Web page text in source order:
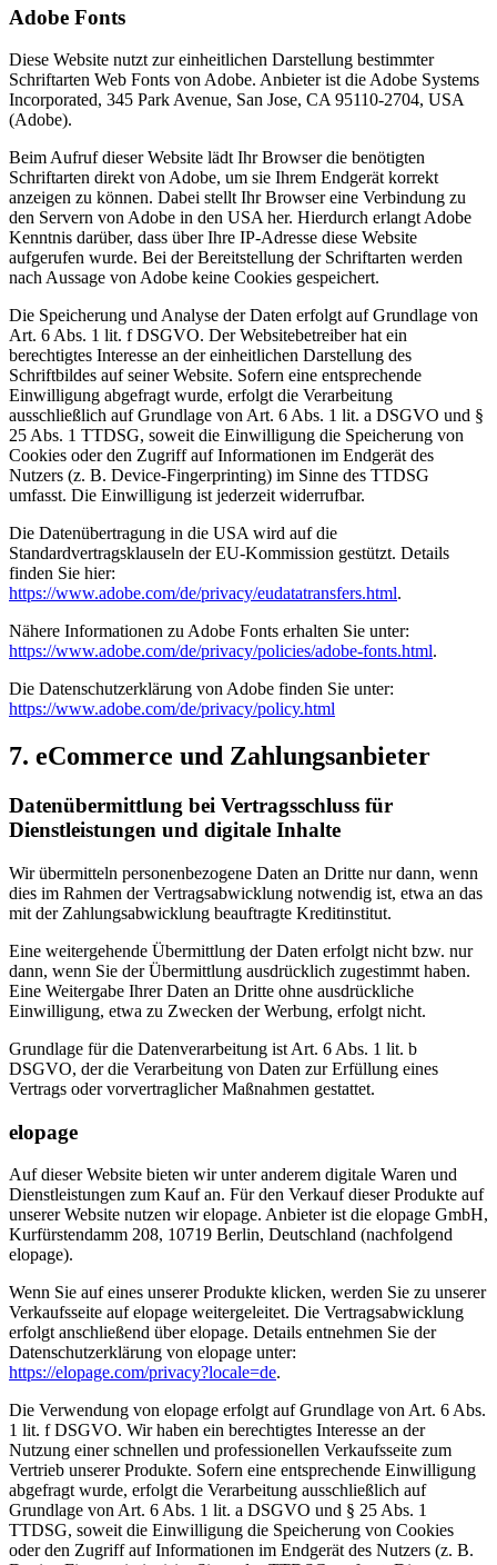
Adobe Fonts
Diese Website nutzt zur einheitlichen Darstellung bestimmter
Schriftarten Web Fonts von Adobe. Anbieter ist die Adobe Systems
Incorporated, 345 Park Avenue, San Jose, CA 95110-2704, USA
(Adobe).
Beim Aufruf dieser Website lädt Ihr Browser die benötigten
Schriftarten direkt von Adobe, um sie Ihrem Endgerät korrekt
anzeigen zu können. Dabei stellt Ihr Browser eine Verbindung zu
den Servern von Adobe in den USA her. Hierdurch erlangt Adobe
Kenntnis darüber, dass über Ihre IP-Adresse diese Website
aufgerufen wurde. Bei der Bereitstellung der Schriftarten werden
nach Aussage von Adobe keine Cookies gespeichert.
Die Speicherung und Analyse der Daten erfolgt auf Grundlage von
Art. 6 Abs. 1 lit. f DSGVO. Der Websitebetreiber hat ein
berechtigtes Interesse an der einheitlichen Darstellung des
Schriftbildes auf seiner Website. Sofern eine entsprechende
Einwilligung abgefragt wurde, erfolgt die Verarbeitung
ausschließlich auf Grundlage von Art. 6 Abs. 1 lit. a DSGVO und §
25 Abs. 1 TTDSG, soweit die Einwilligung die Speicherung von
Cookies oder den Zugriff auf Informationen im Endgerät des
Nutzers (z. B. Device-Fingerprinting) im Sinne des TTDSG
umfasst. Die Einwilligung ist jederzeit widerrufbar.
Die Datenübertragung in die USA wird auf die
Standardvertragsklauseln der EU-Kommission gestützt. Details
finden Sie hier:
https://www.adobe.com/de/privacy/eudatatransfers.html.
Nähere Informationen zu Adobe Fonts erhalten Sie unter:
https://www.adobe.com/de/privacy/policies/adobe-fonts.html.
Die Datenschutzerklärung von Adobe finden Sie unter:
https://www.adobe.com/de/privacy/policy.html
7. eCommerce und Zahlungs­anbieter
Daten­übermittlung bei Vertragsschluss für
Dienstleistungen und digitale Inhalte
Wir übermitteln personenbezogene Daten an Dritte nur dann, wenn
dies im Rahmen der Vertragsabwicklung notwendig ist, etwa an das
mit der Zahlungsabwicklung beauftragte Kreditinstitut.
Eine weitergehende Übermittlung der Daten erfolgt nicht bzw. nur
dann, wenn Sie der Übermittlung ausdrücklich zugestimmt haben.
Eine Weitergabe Ihrer Daten an Dritte ohne ausdrückliche
Einwilligung, etwa zu Zwecken der Werbung, erfolgt nicht.
Grundlage für die Datenverarbeitung ist Art. 6 Abs. 1 lit. b
DSGVO, der die Verarbeitung von Daten zur Erfüllung eines
Vertrags oder vorvertraglicher Maßnahmen gestattet.
elopage
Auf dieser Website bieten wir unter anderem digitale Waren und
Dienstleistungen zum Kauf an. Für den Verkauf dieser Produkte auf
unserer Website nutzen wir elopage. Anbieter ist die elopage GmbH,
Kurfürstendamm 208, 10719 Berlin, Deutschland (nachfolgend
elopage).
Wenn Sie auf eines unserer Produkte klicken, werden Sie zu unserer
Verkaufsseite auf elopage weitergeleitet. Die Vertragsabwicklung
erfolgt anschließend über elopage. Details entnehmen Sie der
Datenschutzerklärung von elopage unter:
https://elopage.com/privacy?locale=de.
Die Verwendung von elopage erfolgt auf Grundlage von Art. 6 Abs.
1 lit. f DSGVO. Wir haben ein berechtigtes Interesse an der
Nutzung einer schnellen und professionellen Verkaufsseite zum
Vertrieb unserer Produkte. Sofern eine entsprechende Einwilligung
abgefragt wurde, erfolgt die Verarbeitung ausschließlich auf
Grundlage von Art. 6 Abs. 1 lit. a DSGVO und § 25 Abs. 1
TTDSG, soweit die Einwilligung die Speicherung von Cookies
oder den Zugriff auf Informationen im Endgerät des Nutzers (z. B.